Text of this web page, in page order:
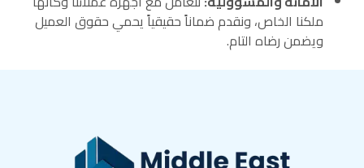
ملكنا الخاص، ونقدم ضماناً حقيقياً يحمي حقوق العميل
ويضمن رضاه التام.